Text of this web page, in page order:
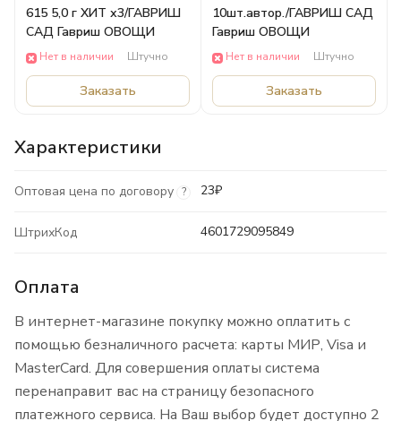
615 5,0 г ХИТ х3/ГАВРИШ
САД Гавриш ОВОЩИ
Нет в наличии Штучно
Заказать
10шт.автор./ГАВРИШ САД
Гавриш ОВОЩИ
Нет в наличии Штучно
Заказать
Характеристики
Оптовая цена по договору ? 23₽
ШтрихКод 4601729095849
Оплата
В интернет-магазине покупку можно оплатить с
помощью безналичного расчета: карты МИР, Visa и
MasterCard. Для совершения оплаты система
перенаправит вас на страницу безопасного
платежного сервиса. На Ваш выбор будет доступно 2